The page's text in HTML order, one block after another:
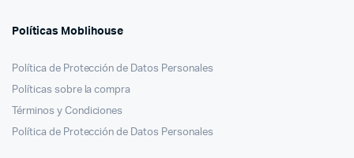
Políticas Moblihouse
Política de Protección de Datos Personales
Políticas sobre la compra
Términos y Condiciones
Política de Protección de Datos Personales